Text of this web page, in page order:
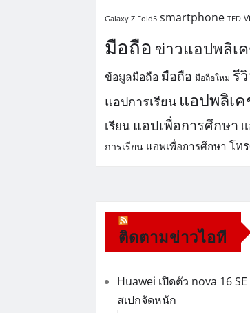
Galaxy Z Fold5 smartphone TED
มือถือ ข่าวแอปพลิเ
ข้อมูลมือถือ มือถือ มือถือใหม่ รี
แอปการเรียน แอปพลิเ
เรียน แอปเพื่อการศึกษา
การเรียน แอพเพื่อการศึกษา โท
ติดตามข่าวไอที
Huawei เปิดตัว nova 16
สเปกจัดหนัก